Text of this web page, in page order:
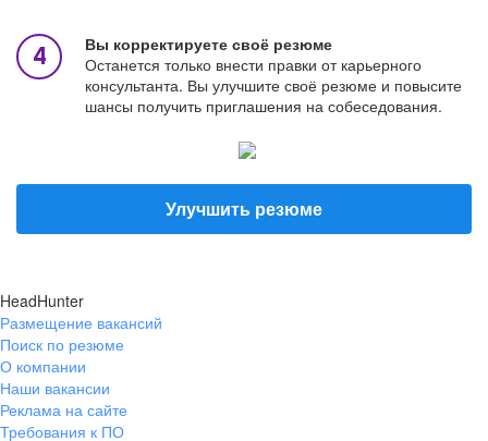
Вы корректируете своё резюме
Останется только внести правки от карьерного
консультанта. Вы улучшите своё резюме и повысите
шансы получить приглашения на собеседования.
Улучшить резюме
HeadHunter
Размещение вакансий
Поиск по резюме
О компании
Наши вакансии
Реклама на сайте
Требования к ПО